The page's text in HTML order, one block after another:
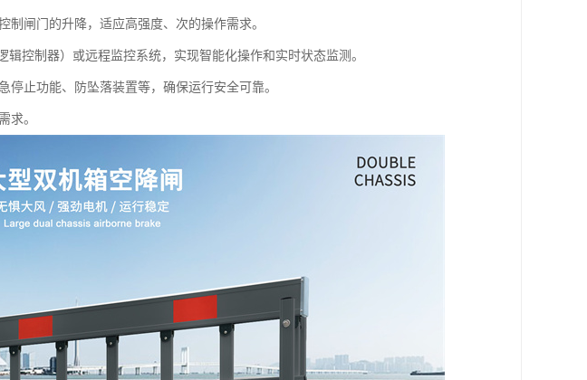
闸门的升降，适应高强度、次的操作需求。
控制器）或远程监控系统，实现智能化操作和实时状态监测。
止功能、防坠落装置等，确保运行安全可靠。
求。